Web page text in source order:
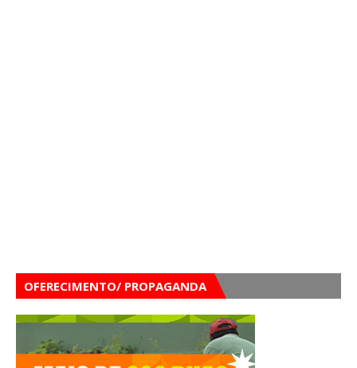
OFERECIMENTO/ PROPAGANDA